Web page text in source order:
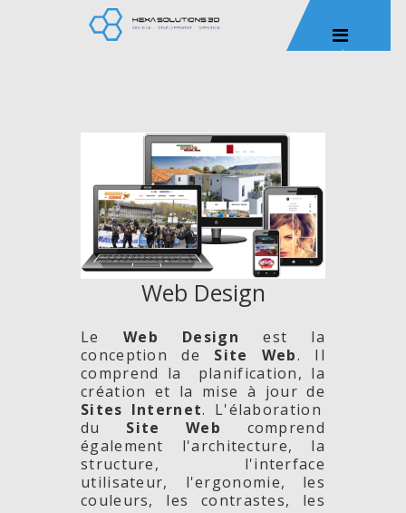
Web Design
Le Web Design est la
conception de Site Web. Il
comprend la planification, la
création et la mise à jour de
Sites Internet. L'élaboration
du Site Web comprend
également l'architecture, la
structure, l'interface
utilisateur, l'ergonomie, les
couleurs, les contrastes, les